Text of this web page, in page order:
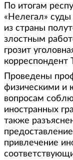
По итогам
«Нелегал»
из страны
злостным
грозит
корреспондент
Проведены
физическими и
вопросам
иностранных
также
привлечение